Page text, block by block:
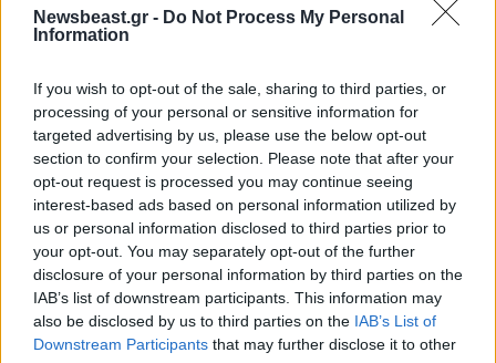
Newsbeast.gr - Do Not Process My Personal
Information
If you wish to opt-out of the sale, sharing to third parties, or
processing of your personal or sensitive information for
targeted advertising by us, please use the below opt-out
section to confirm your selection. Please note that after your
opt-out request is processed you may continue seeing
interest-based ads based on personal information utilized by
us or personal information disclosed to third parties prior to
your opt-out. You may separately opt-out of the further
disclosure of your personal information by third parties on the
IAB’s list of downstream participants. This information may
also be disclosed by us to third parties on the IAB’s List of
Downstream Participants that may further disclose it to other